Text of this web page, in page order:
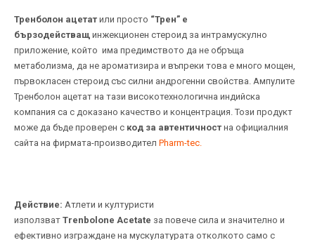
Тренболон ацетат или просто “Трен” e
бързодействащ инжекционен стероид за интрамускулно
приложение, който има предимството да не обръща
метаболизма, да не ароматизира и въпреки това е много мощен,
първокласен стероид със силни андрогенни свойства. Ампулите
Тренболон ацетат на тази високотехнологична индийска
компания са с доказано качество и концентрация. Този продукт
може да бъде проверен с код за автентичност на официалния
сайта на фирмата-производител Pharm-tec.
Действие: Атлети и културисти
използват Trenbolone Acetate за повече сила и значително и
ефективно изграждане на мускулатурата отколкото само с